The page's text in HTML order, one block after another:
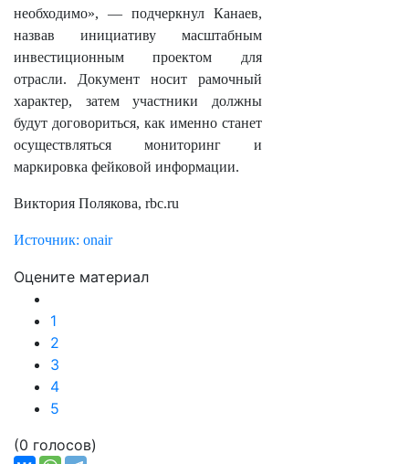
необходимо», — подчеркнул Канаев,
назвав инициативу масштабным
инвестиционным проектом для
отрасли. Документ носит рамочный
характер, затем участники должны
будут договориться, как именно станет
осуществляться мониторинг и
маркировка фейковой информации.
Виктория Полякова, rbc.ru
Источник: onair
Оцените материал
1
2
3
4
5
(0 голосов)